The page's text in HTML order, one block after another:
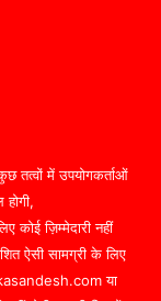
तत्वों में उपयोगकर्ताओं
होगी,
ज़िम्मेदारी नहीं
ऐसी सामग्री के लिए
या